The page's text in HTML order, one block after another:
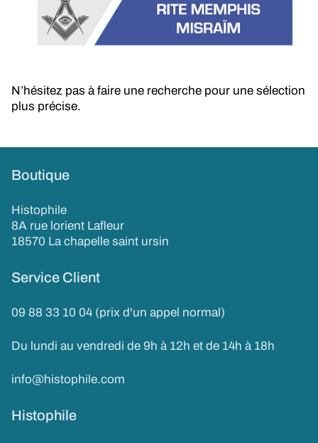
N’hésitez pas à faire une recherche pour une sélection
plus précise.
Boutique
Histophile
8A rue lorient Lafleur
18570 La chapelle saint ursin
Service Client
09 88 33 10 04 (prix d'un appel normal)
Du lundi au vendredi de 9h à 12h et de 14h à 18h
info@histophile.com
Histophile